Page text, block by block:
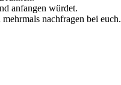
anfangen würdet.
nachfragen bei euch.